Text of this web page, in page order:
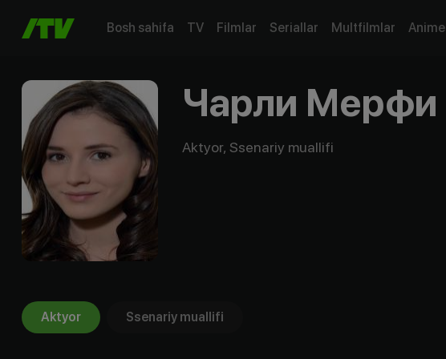
Bosh sahifa TV Filmlar Seriallar Multfilmlar Anime
Чарли Мерфи
Aktyor, Ssenariy muallifi
Aktyor Ssenariy muallifi